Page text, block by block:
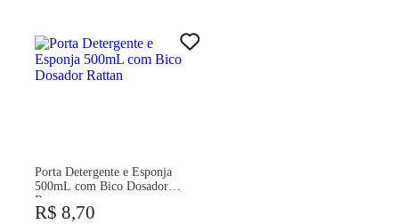
Porta Detergente e Esponja
500mL com Bico Dosador
Rattan
R$ 8,70